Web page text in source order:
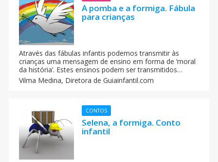
A pomba e a formiga. Fábula
para crianças
Através das fábulas infantis podemos transmitir às
crianças uma mensagem de ensino em forma de ‘moral
da história’. Estes ensinos podem ser transmitidos
através de contos curtos de animais que os
protagonizam.
Vilma Medina, Diretora de Guiainfantil.com
CONTOS
Selena, a formiga. Conto
infantil